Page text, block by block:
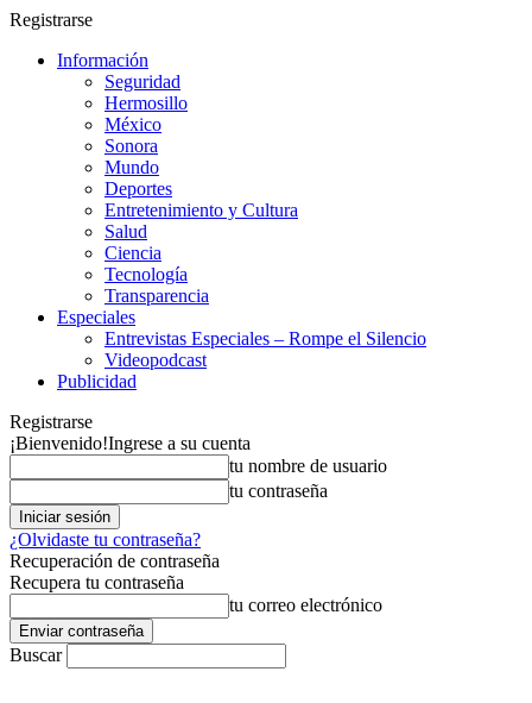
Registrarse
Información
Seguridad
Hermosillo
México
Sonora
Mundo
Deportes
Entretenimiento y Cultura
Salud
Ciencia
Tecnología
Transparencia
Especiales
Entrevistas Especiales – Rompe el Silencio
Videopodcast
Publicidad
Registrarse
¡Bienvenido!Ingrese a su cuenta
tu nombre de usuario
tu contraseña
¿Olvidaste tu contraseña?
Recuperación de contraseña
Recupera tu contraseña
tu correo electrónico
Buscar